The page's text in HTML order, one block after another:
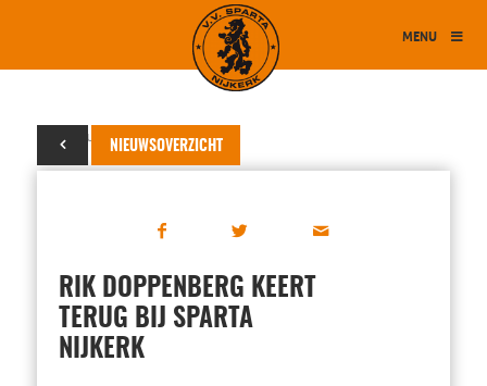
MENU
NIEUWSOVERZICHT
05 februari 2020
RIK DOPPENBERG KEERT
TERUG BIJ SPARTA
NIJKERK